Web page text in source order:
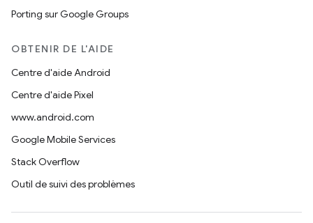
Porting sur Google Groups
OBTENIR DE L'AIDE
Centre d'aide Android
Centre d'aide Pixel
www.android.com
Google Mobile Services
Stack Overflow
Outil de suivi des problèmes